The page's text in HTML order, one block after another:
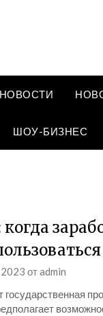
НОВОСТИ
ШОУ-БИЗНЕС
2023 отadmin
государственная